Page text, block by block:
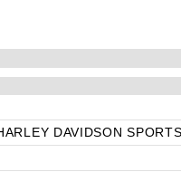
DAVIDSON